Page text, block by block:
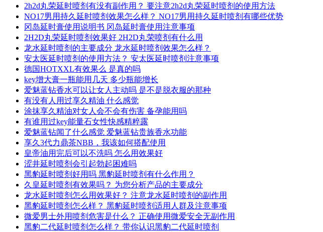
2h2d丸荣延时喷剂有没有副作用？ 要注意2h2d丸荣延时喷剂的使用方法
NO17男用持久延时喷剂效果怎么样？ NO17男用持久延时喷剂有哪些优势
冈岛延时膏使用说明书 冈岛延时膏使用注意事项
2H2D丸荣延时喷剂效果好 2H2D丸荣喷剂有什么用
龙水延时喷剂的主要成分 龙水延时喷剂效果怎么样？
安太医延时喷剂的使用方法？ 安太医延时喷剂注意事项
德国HOTXXL有效果么 是真的吗
key增大膏一瓶能用几天 多少瓶能增长
爱魅蓝钻香水可以让女人主动吗 是不是脱衣服的那种
有没有人用过享久精油 什么感觉
涂抹享久精油对女人会不会有伤害 备孕能用吗
有谁用过key能量石女性快感精粹露
爱魅蓝钻闻了什么感觉 爱魅蓝钻贵族香水功能
享久3代力鼎茶NBB，我该如何搭配使用
皇帝油用完后可以不洗吗 怎么用效果好
涩井延时喷剂会引起勃起困难吗
黑豹延时喷剂好用吗 黑豹延时喷剂有什么作用？
久皇延时喷剂有效果吗？ 为您分析产品的主要成分
龙水延时喷剂怎么用效果好？ 注意龙水延时喷剂的副作用
黑豹延时喷剂怎么样？ 黑豹延时喷剂适用人群及注意事项
微爱男士外用喷剂危害是什么？ 正确使用微爱安全无副作用
黑豹二代延时喷剂怎么样？ 带你认识黑豹二代延时喷剂